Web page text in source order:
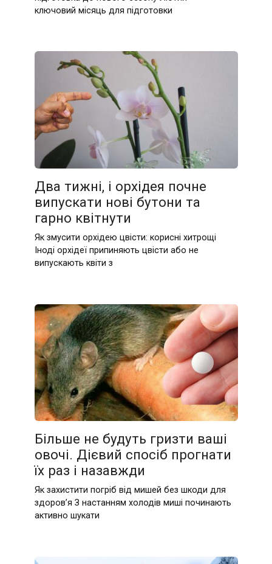
ключовий місяць для підготовки
Два тижні, і орхідея почне
випускати нові бутони та
гарно квітнути
Як змусити орхідею цвісти: корисні хитрощі
Іноді орхідеї припиняють цвісти або не
випускають квіти з
Більше не будуть гризти ваші
овочі. Дієвий спосіб прогнати
їх раз і назавжди
Як захистити погріб від мишей без шкоди для
здоров’я З настанням холодів миші починають
активно шукати